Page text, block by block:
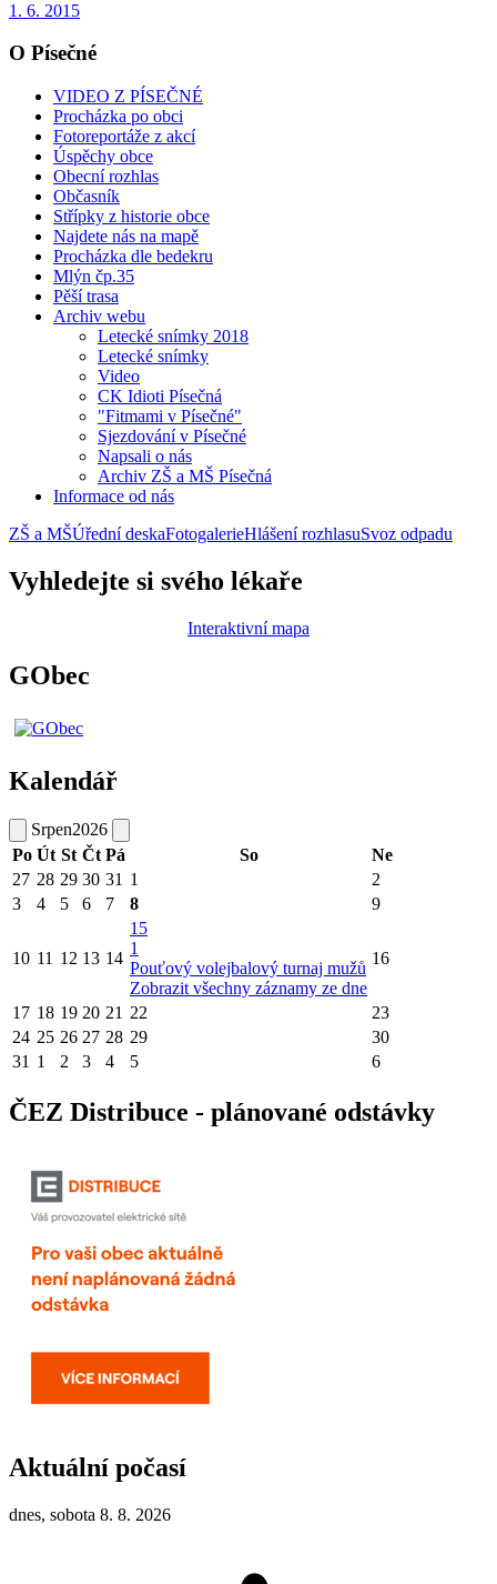
1. 6. 2015
O Písečné
VIDEO Z PÍSEČNÉ
Procházka po obci
Fotoreportáže z akcí
Úspěchy obce
Obecní rozhlas
Občasník
Střípky z historie obce
Najdete nás na mapě
Procházka dle bedekru
Mlýn čp.35
Pěší trasa
Archiv webu
Letecké snímky 2018
Letecké snímky
Video
CK Idioti Písečná
"Fitmami v Písečné"
Sjezdování v Písečné
Napsali o nás
Archiv ZŠ a MŠ Písečná
Informace od nás
ZŠ a MŠÚřední deskaFotogalerieHlášení rozhlasuSvoz odpadu
Vyhledejte si svého lékaře
Interaktivní mapa
GObec
Kalendář
Srpen2026
Po Út St Čt Pá So
Ne
27 28 29 30 31 1
2
3
4 5 6 7 8 9
10 11 12 13 14
15
1
Pouťový volejbalový turnaj mužů
Zobrazit všechny záznamy ze dne
16
17 18 19 20 21 22
23
24 25 26 27 28 29
30
31 1 2 3 4 5 6
ČEZ Distribuce - plánované odstávky
Aktuální počasí
dnes, sobota 8. 8. 2026